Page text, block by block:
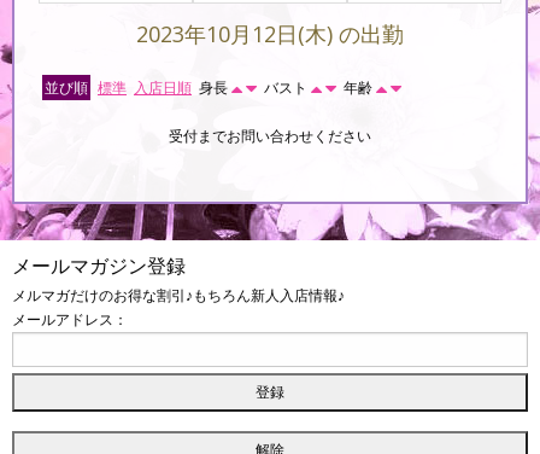
2023年10月12日(木) の出勤
並び順 標準 入店日順 身長 バスト 年齢
受付までお問い合わせください
メールマガジン登録
メルマガだけのお得な割引♪もちろん新人入店情報♪
メールアドレス：